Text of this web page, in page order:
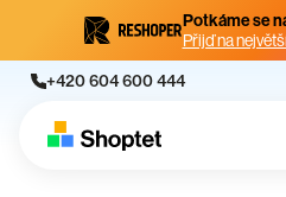
Potkáme se
Přijď na
+420 604 600 444